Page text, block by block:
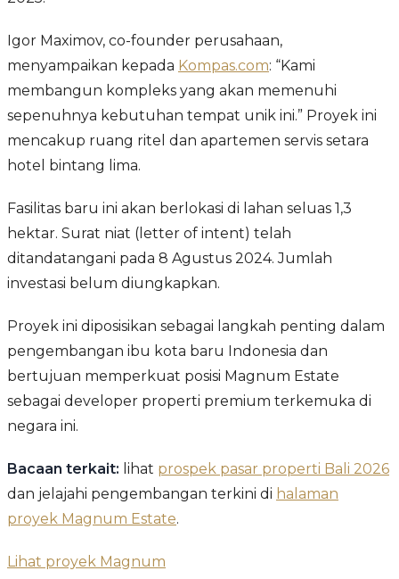
Igor Maximov, co-founder perusahaan,
menyampaikan kepada Kompas.com: “Kami
membangun kompleks yang akan memenuhi
sepenuhnya kebutuhan tempat unik ini.” Proyek ini
mencakup ruang ritel dan apartemen servis setara
hotel bintang lima.
Fasilitas baru ini akan berlokasi di lahan seluas 1,3
hektar. Surat niat (letter of intent) telah
ditandatangani pada 8 Agustus 2024. Jumlah
investasi belum diungkapkan.
Proyek ini diposisikan sebagai langkah penting dalam
pengembangan ibu kota baru Indonesia dan
bertujuan memperkuat posisi Magnum Estate
sebagai developer properti premium terkemuka di
negara ini.
Bacaan terkait: lihat prospek pasar properti Bali 2026
dan jelajahi pengembangan terkini di halaman
proyek Magnum Estate.
Lihat proyek Magnum